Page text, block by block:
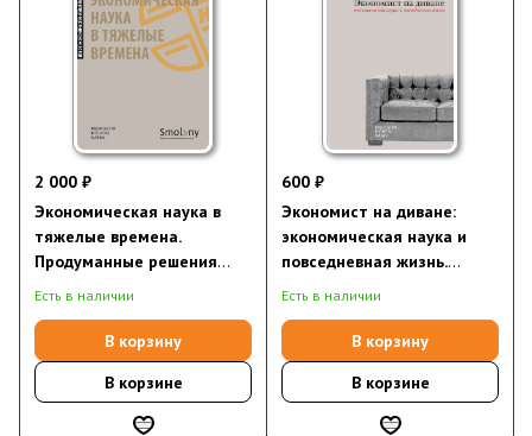
2 000 ₽
Экономическая наука в
тяжелые времена.
Продуманные решения
самых важных проблем
Есть в наличии
В корзину
В корзине
600 ₽
Экономист на диване:
экономическая наука и
повседневная жизнь.
Пересмотренное и
Есть в наличии
В корзину
В корзине